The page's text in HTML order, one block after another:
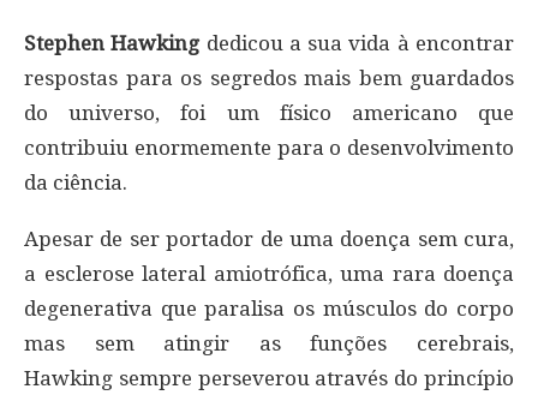
Stephen Hawkingdedicou a sua vida à encontrar
respostas para os segredos mais bem guardados
do universo, foi um físico americano que
contribuiu enormemente para o desenvolvimento
da ciência.
Apesar de ser portador de uma doença sem cura,
a esclerose lateral amiotrófica, uma rara doença
degenerativa que paralisa os músculos do corpo
mas sem atingir as funções cerebrais,
Hawking sempre perseverou através do princípio